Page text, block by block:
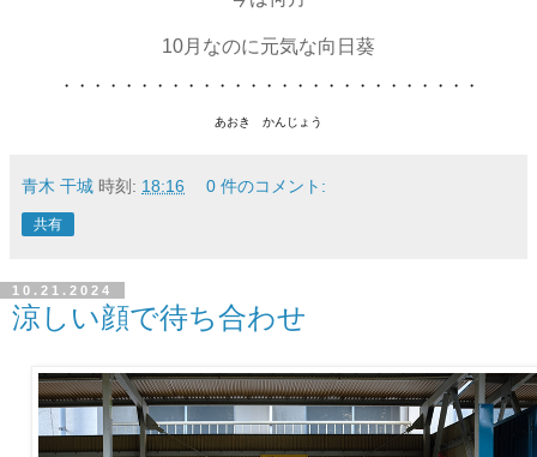
10月なのに元気な向日葵
・・・・・・・・・・・・・・・・・・・・・・・・・・・
あおき かんじょう
青木 干城 時刻: 18:16 0 件のコメント:
共有
10.21.2024
涼しい顔で待ち合わせ